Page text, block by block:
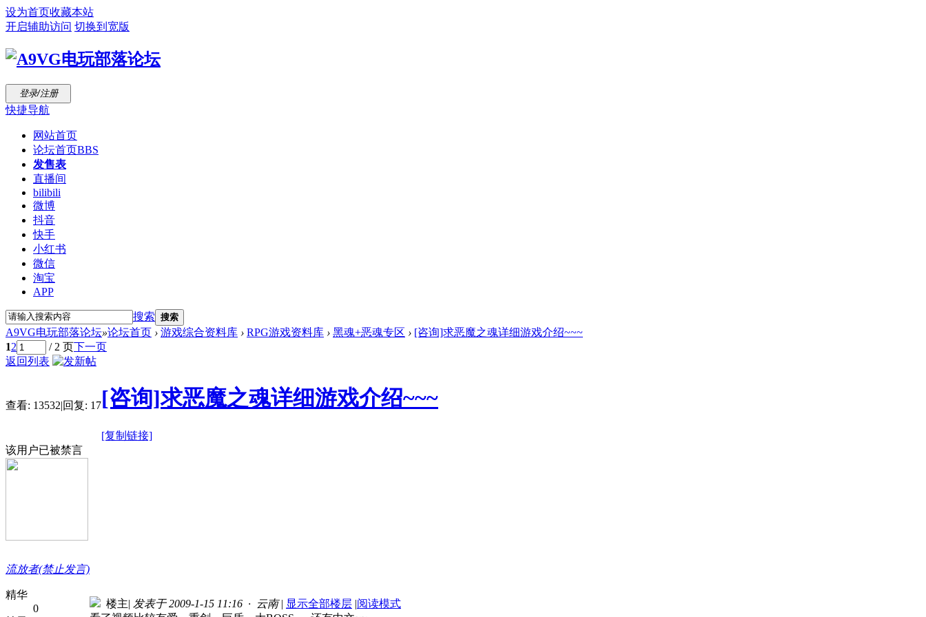
设为首页收藏本站
开启辅助访问 切换到宽版
登录/注册
快捷导航
网站首页
论坛首页BBS
发售表
直播间
bilibili
微博
抖音
快手
小红书
微信
淘宝
APP
搜索 搜索
A9VG电玩部落论坛»论坛首页 › 游戏综合资料库 › RPG游戏资料库 › 黑魂+恶魂专区 › [咨询]求恶魔之魂详细游戏介绍~~~
12 / 2 页下一页
返回列表
查看: 13532|回复: 17[咨询]求恶魔之魂详细游戏介绍~~~
[复制链接]
该用户已被禁言
流放者(禁止发言)
精华
0
楼主| 发表于 2009-1-15 11:16 · 云南 | 显示全部楼层 |阅读模式